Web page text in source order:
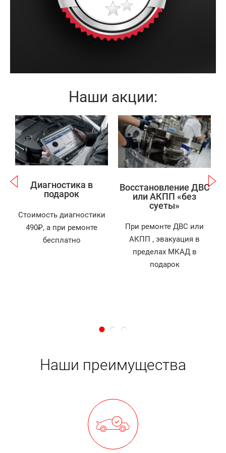
по разумной цене и в кратчайшие сроки. А на
результат будет дана длительная гарантия.
Наши акции:
Записаться
Диагностика в
подарок
Стоимость диагностики
490₽, а при ремонте
бесплатно
Записаться
Восстановление ДВС
или АКПП «без
суеты»
При ремонте ДВС или
АКПП , эвакуация в
пределах МКАД в
подарок
Наши преимущества